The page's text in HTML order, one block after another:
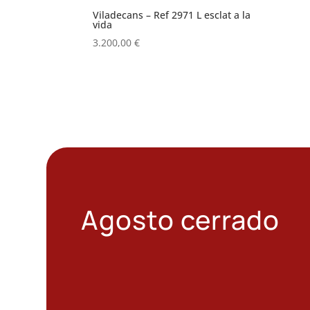
Viladecans – Ref 2971 L esclat a la
vida
3.200,00€
Agosto cerrado